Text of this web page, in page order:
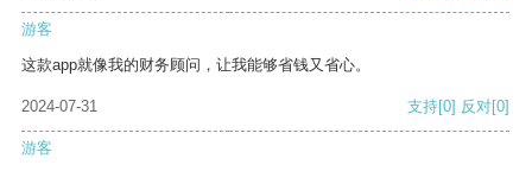
游客
这款app就像我的财务顾问，让我能够省钱又省心。
2024-07-31 支持[0] 反对[0]
游客